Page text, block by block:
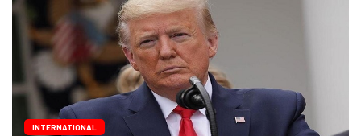
INTERNATIONAL